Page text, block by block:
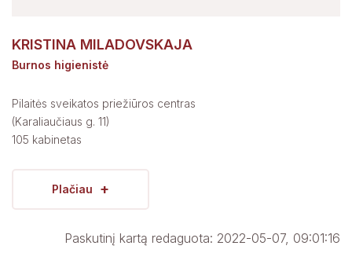
KRISTINA MILADOVSKAJA
Burnos higienistė
Pilaitės sveikatos priežiūros centras
(Karaliaučiaus g. 11)
105 kabinetas
Plačiau +
Paskutinį kartą redaguota: 2022-05-07, 09:01:16